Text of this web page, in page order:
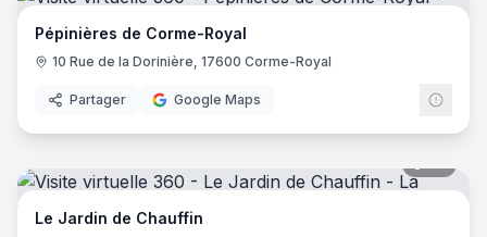
Pépinières de Corme-Royal
10 Rue de la Dorinière, 17600 Corme-Royal
Partager Google Maps
Le Jardin de Chauffin